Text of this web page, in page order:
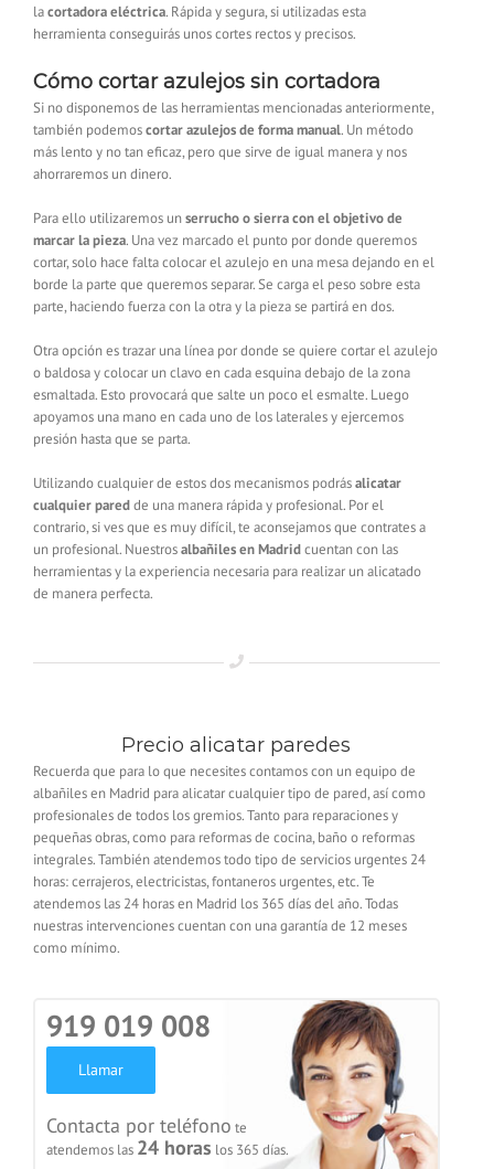
lacortadora eléctrica. Rápida y segura, si utilizadas esta
herramienta conseguirás unos cortes rectos y precisos.
Cómo cortar azulejos sin cortadora
Si no disponemos de las herramientas mencionadas anteriormente,
también podemoscortar azulejos de forma manual. Un método
más lento y no tan eficaz, pero que sirve de igual manera y nos
ahorraremos un dinero.
Para ello utilizaremos unserrucho o sierra con el objetivo de
marcar la pieza. Una vez marcado el punto por donde queremos
cortar, solo hace falta colocar el azulejo en una mesa dejando en el
borde la parte que queremos separar. Se carga el peso sobre esta
parte, haciendo fuerza con la otra y la pieza se partirá en dos.
Otra opción es trazar una línea por donde se quiere cortar el azulejo
o baldosa y colocar un clavo en cada esquina debajo de la zona
esmaltada. Esto provocará que salte un poco el esmalte. Luego
apoyamos una mano en cada uno de los laterales y ejercemos
presión hasta que se parta.
Utilizando cualquier de estos dos mecanismos podrásalicatar
cualquier paredde una manera rápida y profesional. Por el
contrario, si ves que es muy difícil, te aconsejamos que contrates a
un profesional. Nuestrosalbañiles en Madridcuentan con las
herramientas y la experiencia necesaria para realizar un alicatado
de manera perfecta.
Precio alicatar paredes
Recuerda que para lo que necesites contamos con un equipo de
albañiles en Madrid para alicatar cualquier tipo de pared, así como
profesionales de todos los gremios. Tanto para reparaciones y
pequeñas obras, como para reformas de cocina, baño o reformas
integrales. También atendemos todo tipo de servicios urgentes 24
horas: cerrajeros, electricistas, fontaneros urgentes, etc. Te
atendemos las 24 horas en Madrid los 365 días del año. Todas
nuestras intervenciones cuentan con una garantía de 12 meses
como mínimo.
919 019 008
Llamar
Contacta por teléfono te
atendemos las 24 horas los 365 días.